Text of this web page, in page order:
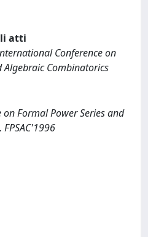
atti
Conference on
Algebraic Combinatorics
Formal Power Series and